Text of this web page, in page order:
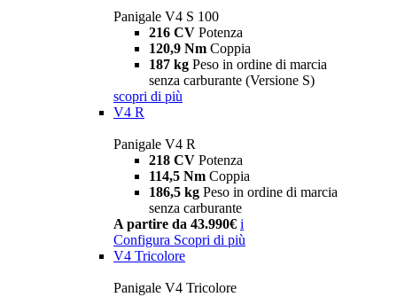
Panigale V4 S 100
216 CV Potenza
120,9 Nm Coppia
187 kg Peso in ordine di marcia
senza carburante (Versione S)
scopri di più
V4 R
Panigale V4 R
218 CV Potenza
114,5 Nm Coppia
186,5 kg Peso in ordine di marcia
senza carburante
A partire da 43.990€ i
Configura Scopri di più
V4 Tricolore
Panigale V4 Tricolore